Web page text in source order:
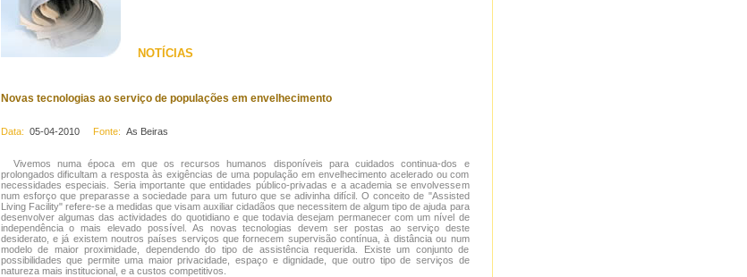
NOTÍCIAS
Novas tecnologias ao serviço de populações em envelhecimento
Data: 05-04-2010Fonte: As Beiras
Vivemos numa época em que os recursos humanos disponíveis para cuidados continua-dos e
prolongados dificultam a resposta às exigências de uma população em envelhecimento acelerado ou com
necessidades especiais. Seria importante que entidades público-privadas e a academia se envolvessem
num esforço que preparasse a sociedade para um futuro que se adivinha difícil. O conceito de "Assisted
Living Facility" refere-se a medidas que visam auxiliar cidadãos que necessitem de algum tipo de ajuda para
desenvolver algumas das actividades do quotidiano e que todavia desejam permanecer com um nível de
independência o mais elevado possível. As novas tecnologias devem ser postas ao serviço deste
desiderato, e já existem noutros países serviços que fornecem supervisão contínua, à distância ou num
modelo de maior proximidade, dependendo do tipo de assistência requerida. Existe um conjunto de
possibilidades que permite uma maior privacidade, espaço e dignidade, que outro tipo de serviços de
natureza mais institucional, e a custos competitivos.